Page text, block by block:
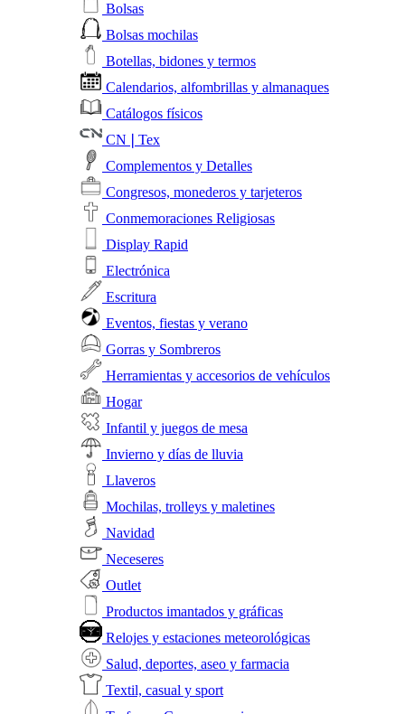
Bolsas
Bolsas mochilas
Botellas, bidones y termos
Calendarios, alfombrillas y almanaques
Catálogos físicos
CN❘Tex
Complementos y Detalles
Congresos, monederos y tarjeteros
Conmemoraciones Religiosas
Display Rapid
Electrónica
Escritura
Eventos, fiestas y verano
Gorras y Sombreros
Herramientas y accesorios de vehículos
Hogar
Infantil y juegos de mesa
Invierno y días de lluvia
Llaveros
Mochilas, trolleys y maletines
Navidad
Neceseres
Outlet
Productos imantados y gráficas
Relojes y estaciones meteorológicas
Salud, deportes, aseo y farmacia
Textil, casual y sport